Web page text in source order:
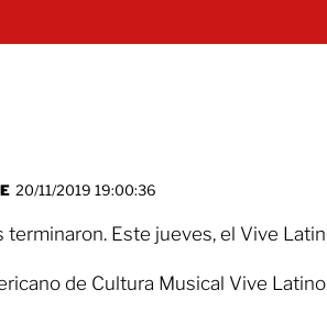
20/11/2019 19:00:36
terminaron. Este jueves, el Vive
de Cultura Musical Vive